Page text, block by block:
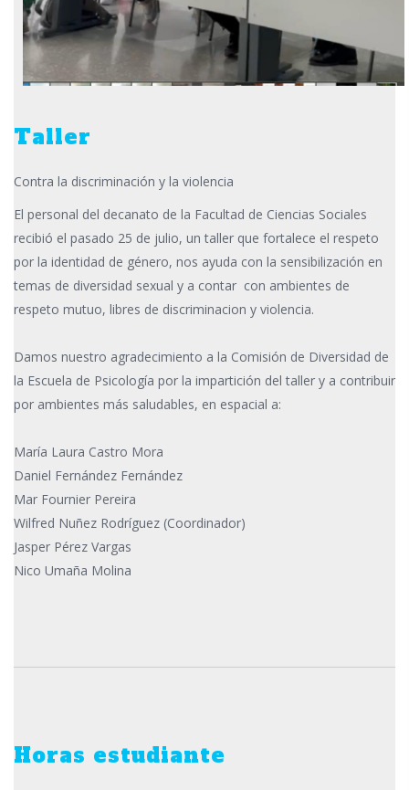
Taller
Contra la discriminación y la violencia
El personal del decanato de la Facultad de Ciencias Sociales
recibió el pasado 25 de julio, un taller que fortalece el respeto
por la identidad de género, nos ayuda con la sensibilización en
temas de diversidad sexual y a contar con ambientes de
respeto mutuo, libres de discriminacion y violencia.
Damos nuestro agradecimiento a la Comisión de Diversidad de
la Escuela de Psicología por la impartición del taller y a contribuir
por ambientes más saludables, en espacial a:
María Laura Castro Mora
Daniel Fernández Fernández
Mar Fournier Pereira
Wilfred Nuñez Rodríguez (Coordinador)
Jasper Pérez Vargas
Nico Umaña Molina
Horas estudiante